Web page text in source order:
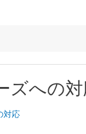
ズへの対
対応